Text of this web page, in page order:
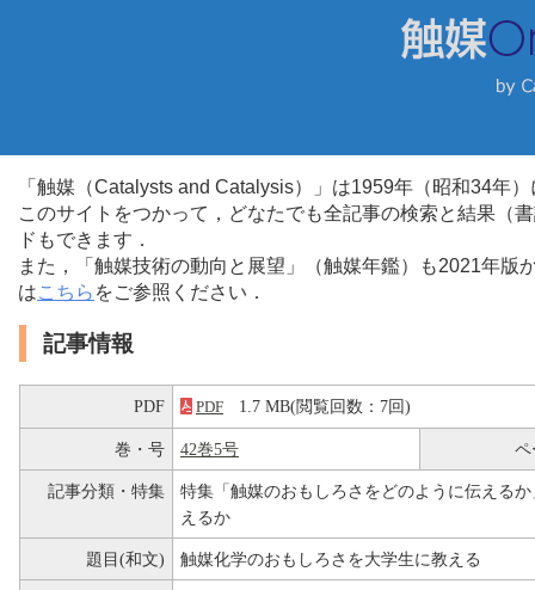
「触媒（Catalysts and Catalysis）」は1959年（昭和34年
このサイトをつかって，どなたでも全記事の検索と結果（
ドもできます．
また，「触媒技術の動向と展望」（触媒年鑑）も2021年
はこちら をご参照ください．
記事情報
PDF PDF 1.7 MB(閲覧回数：7回)
巻・号 42巻5号 ペ
記事分類・特集
特集「触媒のおもしろさをどのように伝える
えるか
題目(和文) 触媒化学のおもしろさを大学生に教える